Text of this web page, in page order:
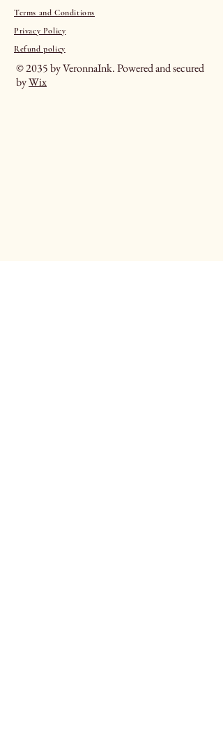
Terms and Conditions
Privacy Policy
Refund policy
© 2035 by VeronnaInk. Powered and secured
byWix